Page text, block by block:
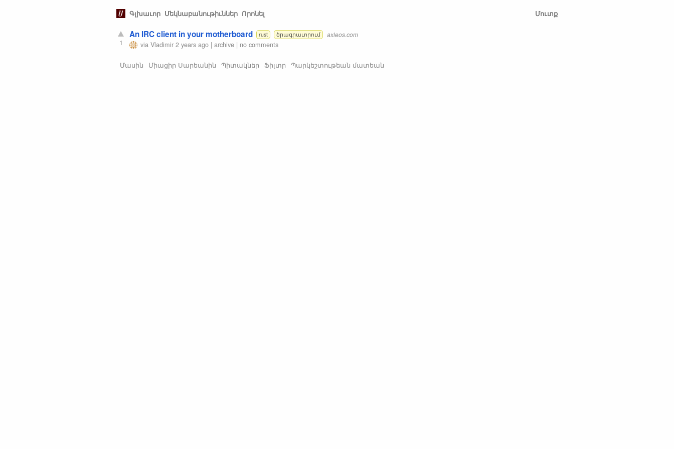
Գլխաւոր Մեկնաբանութիւններ Որոնել Մուտք
1
An IRC client in your motherboard rust ծրագրաւորում axleos.com
via Vladimir 2 years ago | archive | no comments
Մասին Միացիր Սարեանին Պիտակներ Ֆիլտր Պարկեշտութեան մատեան